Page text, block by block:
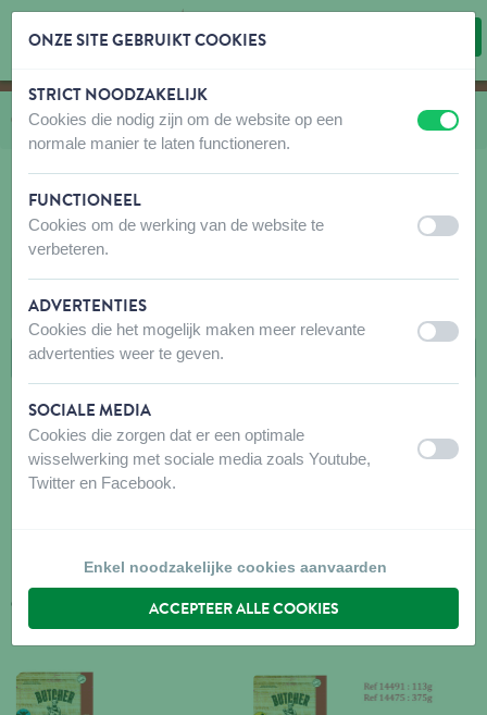
Inhoud overslaan
Taalkeuze overslaan
U bevindt zich hier:
van
Catalogus naar
Hond naar
Snacks naar
Butcher Filet
BUTCHER FILET
FILTERS
CHICKEN NUGGETS
Beschikbaar in 2 gewichten
DUCK JERKY
ONZE SITE GEBRUIKT COOKIES
STRICT NOODZAKELIJK
Cookies die nodig zijn om de website op een
normale manier te laten functioneren.
uit aan
FUNCTIONEEL
Cookies om de werking van de website te
verbeteren.
uit aan
ADVERTENTIES
Cookies die het mogelijk maken meer relevante
advertenties weer te geven.
uit aan
SOCIALE MEDIA
Cookies die zorgen dat er een optimale
wisselwerking met sociale media zoals Youtube,
Twitter en Facebook.
uit aan
Enkel noodzakelijke cookies aanvaarden
ACCEPTEER ALLE COOKIES